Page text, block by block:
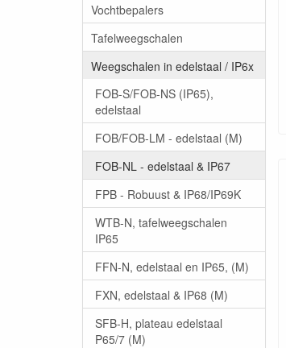
Vochtbepalers
Tafelweegschalen
Weegschalen in edelstaal / IP6x
FOB-S/FOB-NS (IP65),
edelstaal
FOB/FOB-LM - edelstaal (M)
FOB-NL - edelstaal & IP67
FPB - Robuust & IP68/IP69K
WTB-N, tafelweegschalen
IP65
FFN-N, edelstaal en IP65, (M)
FXN, edelstaal & IP68 (M)
SFB-H, plateau edelstaal
P65/7 (M)